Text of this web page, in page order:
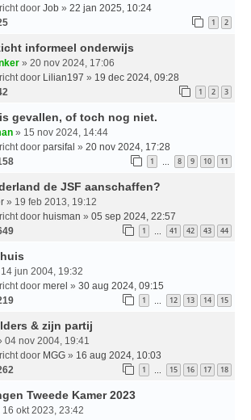
door Job » 22 jan 2025, 10:24
1 2
informeel onderwijs
» 20 nov 2024, 17:06
door Lilian197 » 19 dec 2024, 09:28
1 2 3
gevallen, of toch nog niet.
» 15 nov 2024, 14:44
door parsifal » 20 nov 2024, 17:28
1 … 8 9 10 11
de JSF aanschaffen?
» 19 feb 2013, 19:12
door huisman » 05 sep 2024, 22:57
1 … 41 42 43 44
jun 2004, 19:32
door merel » 30 aug 2024, 09:15
1 … 12 13 14 15
& zijn partij
04 nov 2004, 19:41
door MGG » 16 aug 2024, 10:03
1 … 15 16 17 18
Tweede Kamer 2023
16 okt 2023, 23:42